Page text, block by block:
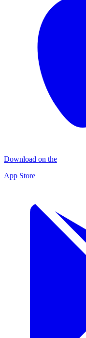
Download on the
App Store